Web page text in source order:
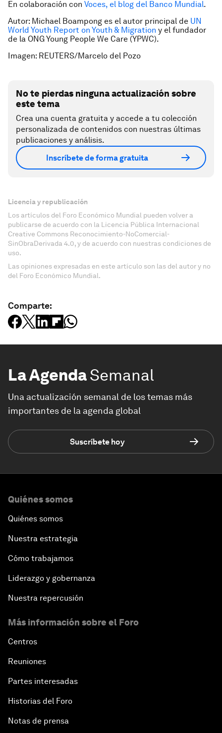
En colaboración con Voces, el blog del Banco Mundial.
Autor: Michael Boampong es el autor principal de UN
World Youth Report on Youth & Migration y el fundador
de la ONG Young People We Care (YPWC).
Imagen: REUTERS/Marcelo del Pozo
No te pierdas ninguna actualización sobre
este tema
Crea una cuenta gratuita y accede a tu colección
personalizada de contenidos con nuestras últimas
publicaciones y análisis.
Inscríbete de forma gratuita
Licencia y republicación
Los artículos del Foro Económico Mundial pueden volver a
publicarse de acuerdo con la Licencia Pública Internacional
Creative Commons Reconocimiento-NoComercial-
SinObraDerivada 4.0, y de acuerdo con nuestras condiciones de
uso.
Las opiniones expresadas en este artículo son las del autor y no
del Foro Económico Mundial.
Comparte:
La AgendaSemanal
Una actualización semanal de los temas más
importantes de la agenda global
Suscríbete hoy
Quiénes somos
Quiénes somos
Nuestra estrategia
Cómo trabajamos
Liderazgo y gobernanza
Nuestra repercusión
Más información sobre el Foro
Centros
Reuniones
Partes interesadas
Historias del Foro
Notas de prensa